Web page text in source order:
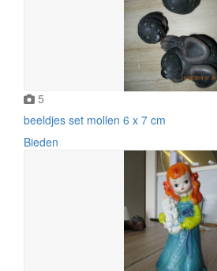
5
beeldjes set mollen 6 x 7 cm
Bieden